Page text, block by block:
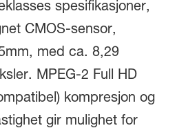
spesifikasjoner,
CMOS-sensor,
med ca. 8,29
MPEG-2 Full HD
kompresjon og
gir mulighet for